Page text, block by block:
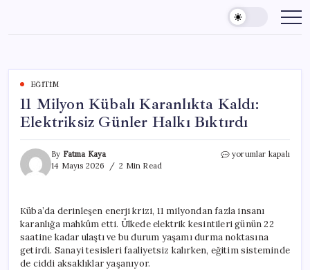
content
EĞITIM
11 Milyon Kübalı Karanlıkta Kaldı:
Elektriksiz Günler Halkı Bıktırdı
By Fatma Kaya
14 Mayıs 2026
2 Min Read
11
Elektriksiz
Günler
Halkı
Bıktırdı
yorumlar kapalı
Küba’da derinleşen enerji krizi, 11 milyondan fazla insanı
karanlığa mahkûm etti. Ülkede elektrik kesintileri günün 22
saatine kadar ulaştı ve bu durum yaşamı durma noktasına
getirdi. Sanayi tesisleri faaliyetsiz kalırken, eğitim sisteminde
de ciddi aksaklıklar yaşanıyor.